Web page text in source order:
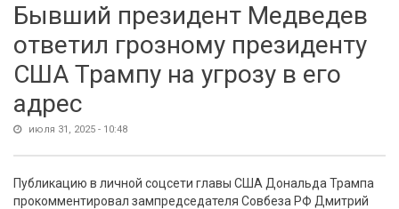
Бывший президент Медведев
ответил грозному президенту
США Трампу на угрозу в его
адрес
июля 31, 2025 - 10:48
Публикацию в личной соцсети главы США Дональда Трампа
прокомментировал зампредседателя Совбеза РФ Дмитрий